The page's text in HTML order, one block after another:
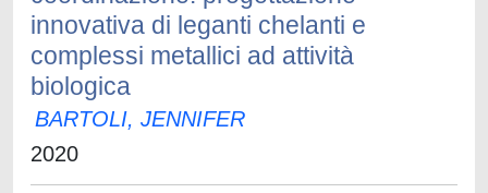
innovativa di leganti chelanti e
complessi metallici ad attività
biologica
BARTOLI, JENNIFER
2020